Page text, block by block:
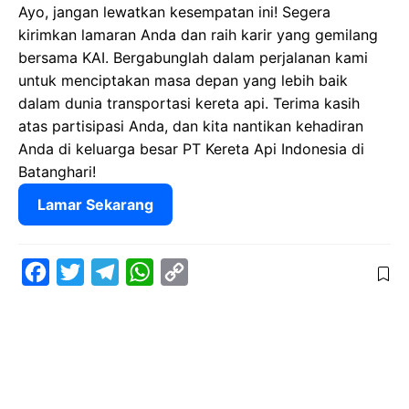
Ayo, jangan lewatkan kesempatan ini! Segera
kirimkan lamaran Anda dan raih karir yang gemilang
bersama KAI. Bergabunglah dalam perjalanan kami
untuk menciptakan masa depan yang lebih baik
dalam dunia transportasi kereta api. Terima kasih
atas partisipasi Anda, dan kita nantikan kehadiran
Anda di keluarga besar PT Kereta Api Indonesia di
Batanghari!
Lamar Sekarang
W